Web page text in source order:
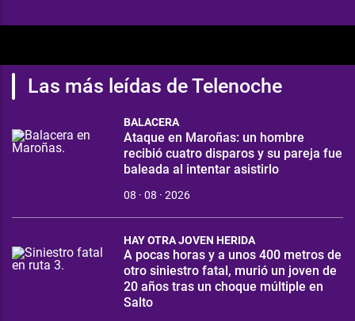
Las más leídas de Telenoche
BALACERA
Ataque en Maroñas: un hombre
recibió cuatro disparos y su pareja fue
baleada al intentar asistirlo
08 · 08 · 2026
HAY OTRA JOVEN HERIDA
A pocas horas y a unos 400 metros de
otro siniestro fatal, murió un joven de
20 años tras un choque múltiple en
Salto